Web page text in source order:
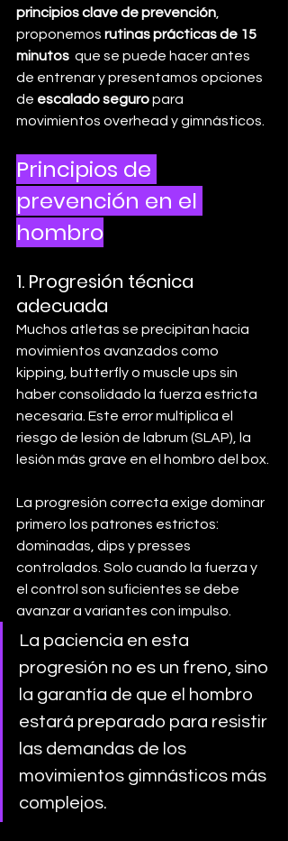
principios clave de prevención
proponemos rutinas prácticas de 15
minutos que se puede hacer antes
de entrenar y presentamos opciones
de escalado seguro para
movimientos overhead y gimnásticos.
Principios de
prevención en el
hombro
1. Progresión técnica
adecuada
Muchos atletas se precipitan hacia
movimientos avanzados como
kipping, butterfly o muscle ups sin
haber consolidado la fuerza estricta
necesaria. Este error multiplica el
riesgo de lesión de labrum (SLAP), la
lesión más grave en el hombro del box.
La progresión correcta exige dominar
primero los patrones estrictos:
dominadas, dips y presses
controlados. Solo cuando la fuerza y
el control son suficientes se debe
avanzar a variantes con impulso.
La paciencia en esta
progresión no es un freno, sino
la garantía de que el hombro
estará preparado para resistir
las demandas de los
movimientos gimnásticos más
complejos.